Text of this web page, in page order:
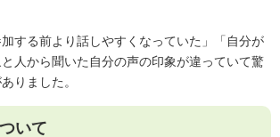
する前より話しやすくなっていた」「自分が
人から聞いた自分の声の印象が違っていて驚
りました。
いて